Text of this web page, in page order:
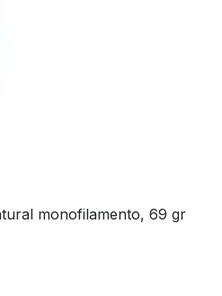
monofilamento, 69 gr